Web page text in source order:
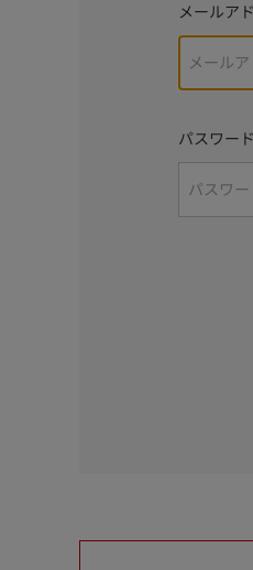
メールア
パスワード